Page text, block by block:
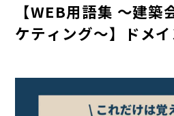
【WEB用語集 ～建築
ケティング～】ドメイ